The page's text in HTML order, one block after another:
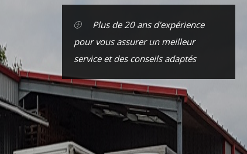
Plus de 20 ans d'expérience
pour vous assurer un meilleur
service et des conseils adaptés